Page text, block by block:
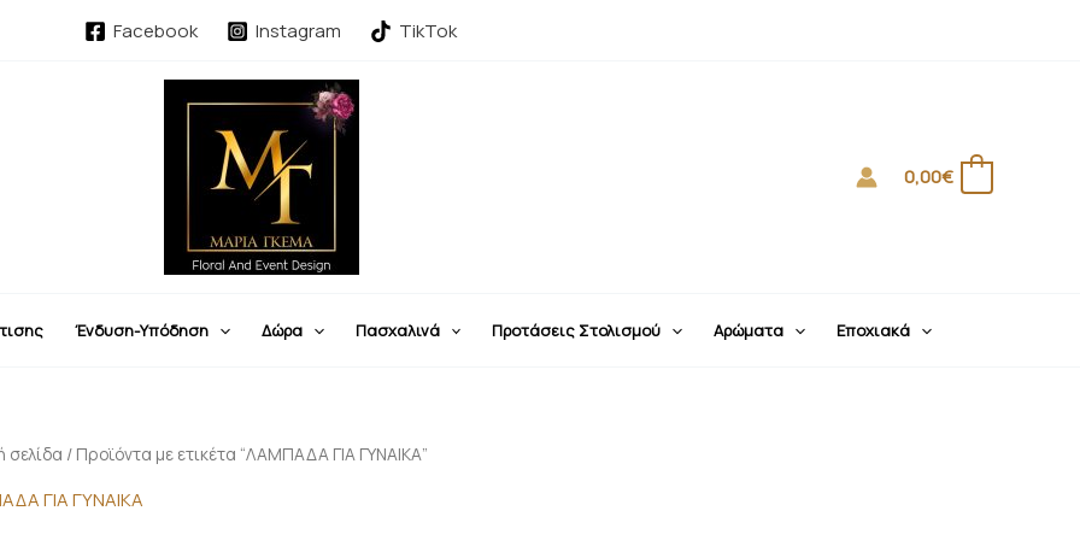
Facebook Instagram TikTok
0,00€
Ένδυση-Υπόδηση Δώρα Πασχαλινά Προτάσεις Στολισμού Αρώματα Εποχιακά
σελίδα / Προϊόντα με ετικέτα “ΛΑΜΠΑΔΑ ΓΙΑ ΓΥΝΑΙΚΑ”
ΓΙΑ ΓΥΝΑΙΚΑ
by
latest